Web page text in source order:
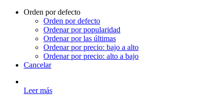
Orden por defecto
Orden por defecto
Ordenar por popularidad
Ordenar por las últimas
Ordenar por precio: bajo a alto
Ordenar por precio: alto a bajo
Cancelar
Leer más